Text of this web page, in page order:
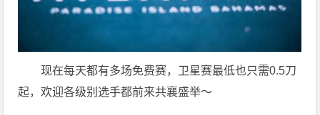
现在每天都有多场免费赛，卫星赛最低也只需0.5刀
起，欢迎各级别选手都前来共襄盛举～